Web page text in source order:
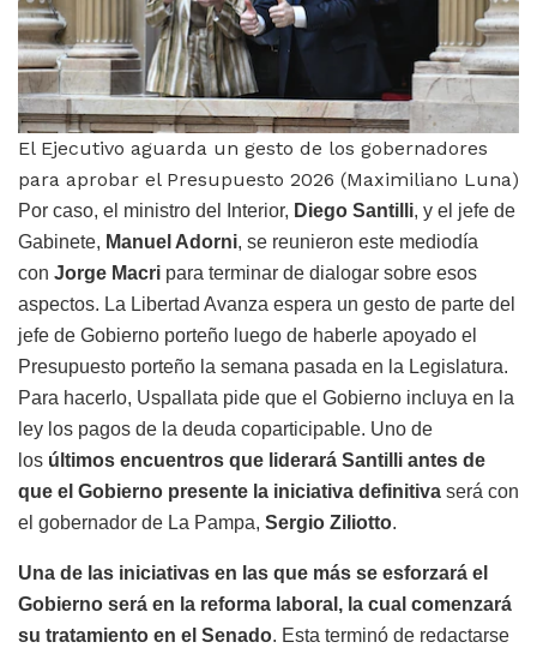
El Ejecutivo aguarda un gesto de los gobernadores
para aprobar el Presupuesto 2026 (Maximiliano Luna)
Por caso, el ministro del Interior, Diego Santilli, y el jefe de
Gabinete, Manuel Adorni, se reunieron este mediodía
con Jorge Macri para terminar de dialogar sobre esos
aspectos. La Libertad Avanza espera un gesto de parte del
jefe de Gobierno porteño luego de haberle apoyado el
Presupuesto porteño la semana pasada en la Legislatura.
Para hacerlo, Uspallata pide que el Gobierno incluya en la
ley los pagos de la deuda coparticipable. Uno de
los últimos encuentros que liderará Santilli antes de
que el Gobierno presente la iniciativa definitiva será con
el gobernador de La Pampa, Sergio Ziliotto.
Una de las iniciativas en las que más se esforzará el
Gobierno será en la reforma laboral, la cual comenzará
su tratamiento en el Senado. Esta terminó de redactarse